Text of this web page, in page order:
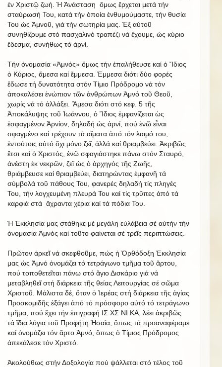
ἐν Χριστῷ ζωή. Ἡ Ἀνάσταση ὅμως ἔρχεται μετά τήν
σταύρωσή Του, κατά τήν ὁποία ἐνθυμούμαστε, τήν θυσία
Του ὡς Ἀμνοῦ, γιά τήν σωτηρία μας. Ἐξ αὐτοῦ
συνηθίζουμε στό πασχαλινό τραπέζι νά ἔχουμε, ὡς κύριο
ἔδεσμα, συνήθως τό ἀρνί.
Τήν ὀνομασία «Ἀμνός» ὅμως τήν ἐπαλήθευσε καί ὁ Ἴδιος
ὁ Κύριος, ἄμεσα καί ἔμμεσα. Ἐμμεσα διότι δύο φορές
ἔδωσε τή δυνατότητα στόν Τίμιο Πρόδρομο νά τόν
ἀποκαλέσει ἐνώπιον τῶν ἀνθρώπων Ἀμνό τοῦ Θεοῦ,
χωρίς νά τό ἀλλάξει. Ἄμεσα διότι στό κεφ. 5 τῆς
Ἀποκάλυψης τοῦ Ἰωάννου, ὁ Ἴδιος ἐμφανίζεται ὡς
ἐσφαγμένον Ἀρνίον, δηλαδή ὡς ἀρνί, πού ἐνῶ εἶναι
σφαγμένο καί τρέχουν τά αἵματα ἀπό τόν λαιμό του,
ἐντούτοις αὐτό ὄχι μόνο ζεῖ, ἀλλά καί θριαμβεύει. Ἀκριβῶς
ἔτσι καί ὁ Χριστός, ἐνῶ σφαγιάστηκε πάνω στόν Σταυρό,
ἀνέστη ἐκ νεκρῶν, ζεῖ ὡς ὁ ἀρχηγός τῆς Ζωῆς,
θριάμβευσε καί θριαμβεύει, διατηρώντας ἐμφανῆ τά
σύμβολά τοῦ πάθους Του, φανερές δηλαδή τίς πληγές
Του, τήν λογχευμένη πλευρά Του καί τίς τρῦπες ἀπό τά
καρφιά στά ἄχραντα χέρια καί τά πόδια Του.
Ἡ Ἐκκλησία μας στάθηκε μέ μεγάλη εὐλάβεια σέ αὐτήν τήν
ὀνομασία Ἀμνός καί τοῦτο φαίνεται σέ τρεῖς περιπτώσεις.
Πρῶτον ἀρκεῖ νά σκεφθοῦμε, πώς ἡ Ὀρθόδοξη Ἐκκλησία
μας ὡς Ἀμνό ὀνομάζει τό τετράγωνο τμῆμα τοῦ ἄρτου,
πού τοποθετεῖται πάνω στό ἅγιο Δισκάριο γιά νά
μεταβληθεῖ στή διάρκεια τῆς θείας Λειτουργίας σέ σῶμα
Χριστοῦ. Μάλιστα δέ, ὅταν ὁ Ἱερέας στή διάρκεια τῆς ἁγίας
Προσκομιδῆς ἐξάγει ἀπό τό πρόσφορο αὐτό τό τετράγωνο
τμῆμα, πού ἔχει τήν ἐπιγραφή ΙΣ ΧΣ ΝΙ ΚΑ, λέει ἀκριβῶς
τά ἴδια λόγια τοῦ Προφήτη Ἠσαΐα, ὅπως τά προαναφέραμε
καί ὀνομάζει τόν ἄρτο Ἀμνό, ὅπως ὁ Τίμιος Πρόδρομος
ἀπεκάλεσε τόν Χριστό.
Ἀκολούθως στήν Δοξολογία πού ψάλλεται στό τέλος τοῦ